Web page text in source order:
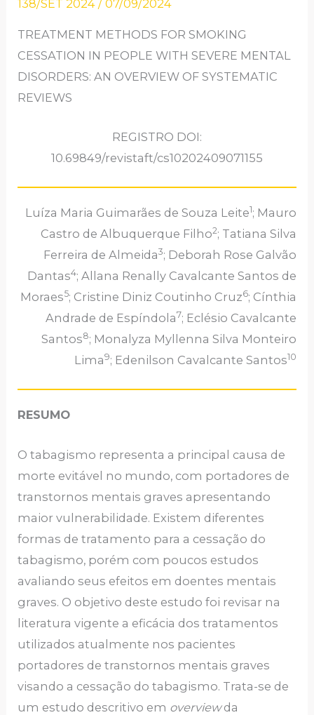
138/SET 2024 /07/09/2024
TREATMENT METHODS FOR SMOKING
CESSATION IN PEOPLE WITH SEVERE MENTAL
DISORDERS: AN OVERVIEW OF SYSTEMATIC
REVIEWS
REGISTRO DOI:
10.69849/revistaft/cs10202409071155
Luíza Maria Guimarães de Souza Leite1; Mauro
Castro de Albuquerque Filho2; Tatiana Silva
Ferreira de Almeida3; Deborah Rose Galvão
Dantas4; Allana Renally Cavalcante Santos de
Moraes5; Cristine Diniz Coutinho Cruz6; Cínthia
Andrade de Espíndola7; Eclésio Cavalcante
Santos8; Monalyza Myllenna Silva Monteiro
Lima9; Edenilson Cavalcante Santos10
RESUMO
O tabagismo representa a principal causa de
morte evitável no mundo, com portadores de
transtornos mentais graves apresentando
maior vulnerabilidade. Existem diferentes
formas de tratamento para a cessação do
tabagismo, porém com poucos estudos
avaliando seus efeitos em doentes mentais
graves. O objetivo deste estudo foi revisar na
literatura vigente a eficácia dos tratamentos
utilizados atualmente nos pacientes
portadores de transtornos mentais graves
visando a cessação do tabagismo. Trata-se de
um estudo descritivo em overviewda